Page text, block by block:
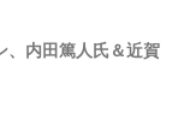
、内田篤人氏＆近賀